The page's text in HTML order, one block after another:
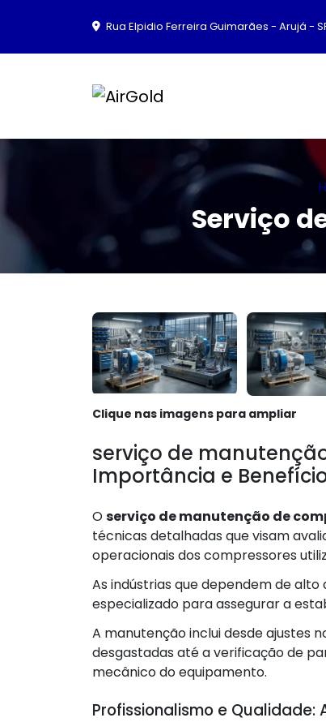
Rua Elpidio Ferreira Guimarães - Arujá -
Serviço
Clique nas imagens para ampliar
serviço de
Importância e
Oserviço de manutenção de
técnicas detalhadas que visam
operacionais dos compressores
As indústrias que dependem de
especializado para assegurar a
A manutenção inclui desde ajustes
desgastadas até a verificação de
mecânico do equipamento.
Profissionalismo e Qualidade: